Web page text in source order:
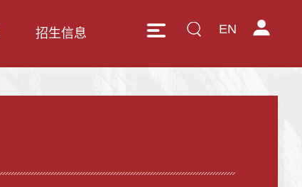
EN
招生信息